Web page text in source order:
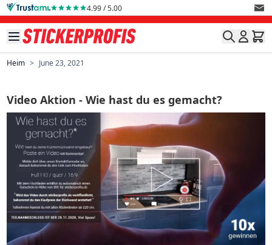
Direkt zum Inhalt 4.99 / 5.00
Heim > June 23, 2021
Video Aktion - Wie hast du es gemacht?